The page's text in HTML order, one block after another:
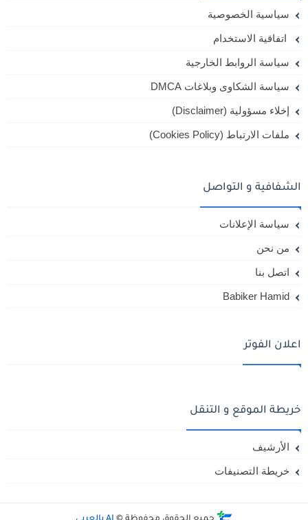
سياسية الخصوصية
اتفاقية الاستخدام
سياسة الروابط الخارجية
سياسة الشكاوى وبلاغات DMCA
إخلاء مسؤولية (Disclaimer)
ملفات الارتباط (Cookies Policy)
الشفافية و التواصل
سياسة الإعلانات
من نحن
اتصل بنا
Babiker Hamid
اعلان الفوتر
خريطة الموقع و التنقل
الأرشيف
خريطة التصنيفات